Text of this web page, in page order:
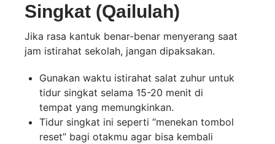
Singkat (Qailulah)
Jika rasa kantuk benar-benar menyerang saat
jam istirahat sekolah, jangan dipaksakan.
Gunakan waktu istirahat salat zuhur untuk
tidur singkat selama 15-20 menit di
tempat yang memungkinkan.
Tidur singkat ini seperti “menekan tombol
reset” bagi otakmu agar bisa kembali